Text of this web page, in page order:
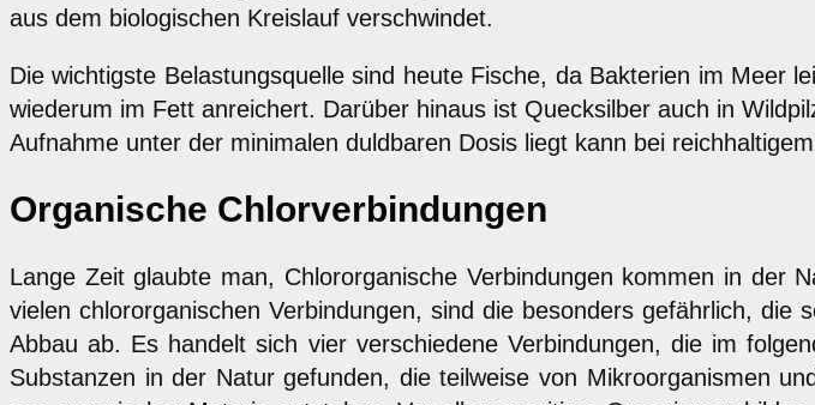
aus dem biologischen Kreislauf verschwindet.
Die wichtigste Belastungsquelle sind heute Fische, da Bakterien im Meer
wiederum im Fett anreichert. Darüber hinaus ist Quecksilber auch in
Aufnahme unter der minimalen duldbaren Dosis liegt kann bei
Organische Chlorverbindungen
Lange Zeit glaubte man, Chlororganische Verbindungen kommen in
vielen chlororganischen Verbindungen, sind die besonders gefährlich,
Abbau ab. Es handelt sich vier verschiedene Verbindungen, die im
Substanzen in der Natur gefunden, die teilweise von Mikroorganismen